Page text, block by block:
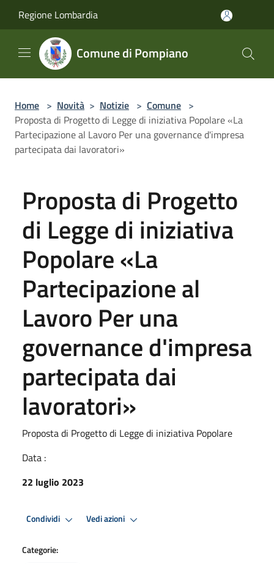
Regione Lombardia
Comune di Pompiano
Home > Novità > Notizie > Comune >
Proposta di Progetto di Legge di iniziativa Popolare «La
Partecipazione al Lavoro Per una governance d'impresa
partecipata dai lavoratori»
Proposta di Progetto
di Legge di iniziativa
Popolare «La
Partecipazione al
Lavoro Per una
governance d'impresa
partecipata dai
lavoratori»
Proposta di Progetto di Legge di iniziativa Popolare
Data :
22 luglio 2023
Condividi Vedi azioni
Categorie: